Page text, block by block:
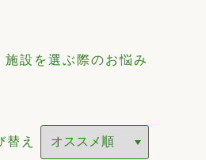
設を選ぶ際のお悩み
替え